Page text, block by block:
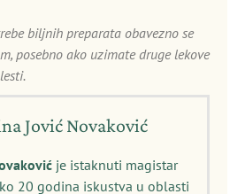
biljnih preparata obavezno se
posebno ako uzimate druge lekove
Jović Novaković
je istaknuti magistar
20 godina iskustva u oblasti